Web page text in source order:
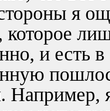
я
которое
и есть
Например,